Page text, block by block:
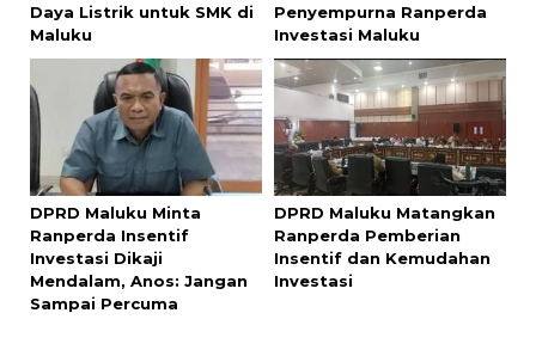
Daya Listrik untuk SMK di
Maluku
Penyempurna Ranperda
Investasi Maluku
DPRD Maluku Minta
Ranperda Insentif
Investasi Dikaji
Mendalam, Anos: Jangan
Sampai Percuma
DPRD Maluku Matangkan
Ranperda Pemberian
Insentif dan Kemudahan
Investasi